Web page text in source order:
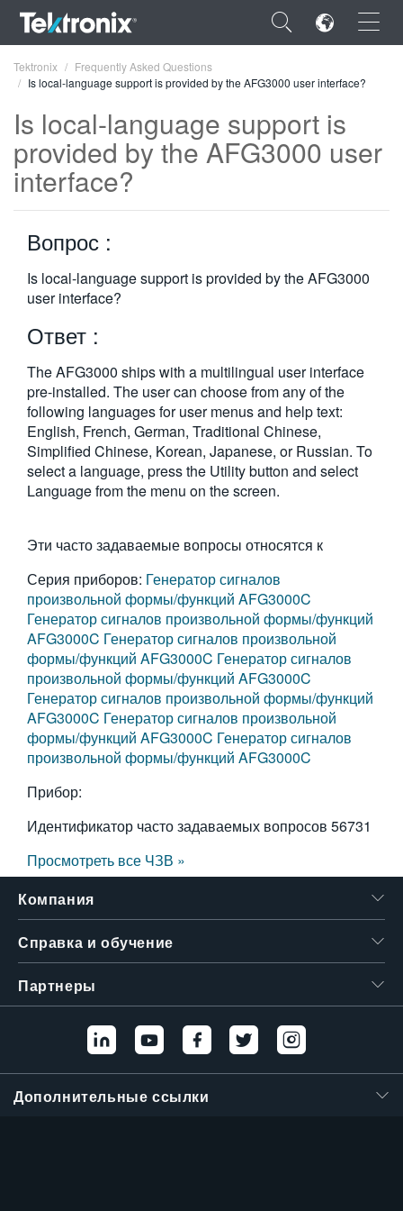
×
ENGLISH
FRANÇAIS
DEUTSCH
VIỆT NAM
한국어
繁體中文
Tektronix
Frequently Asked Questions
Is local-language support is provided by the AFG3000 user interface?
Is local-language support is
provided by the AFG3000 user
interface?
Вопрос :
Is local-language support is provided by the AFG3000
user interface?
Ответ :
The AFG3000 ships with a multilingual user interface
pre-installed. The user can choose from any of the
following languages for user menus and help text:
English, French, German, Traditional Chinese,
Simplified Chinese, Korean, Japanese, or Russian. To
select a language, press the Utility button and select
Language from the menu on the screen.
Эти часто задаваемые вопросы относятся к
Серия приборов: Генератор сигналов
произвольной формы/функций AFG3000C
Генератор сигналов произвольной формы/функций
AFG3000C Генератор сигналов произвольной
формы/функций AFG3000C Генератор сигналов
произвольной формы/функций AFG3000C
Генератор сигналов произвольной формы/функций
AFG3000C Генератор сигналов произвольной
формы/функций AFG3000C Генератор сигналов
произвольной формы/функций AFG3000C
Прибор:
Идентификатор часто задаваемых вопросов 56731
Просмотреть все ЧЗВ »
Компания
Справка и обучение
Партнеры
Дополнительные ссылки